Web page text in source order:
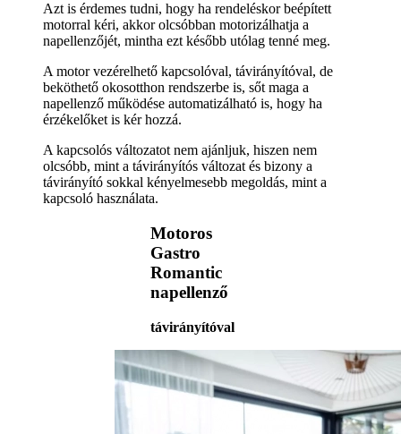
Azt is érdemes tudni, hogy ha rendeléskor beépített
motorral kéri, akkor olcsóbban motorizálhatja a
napellenzőjét, mintha ezt később utólag tenné meg.
A motor vezérelhető kapcsolóval, távirányítóval, de
beköthető okosotthon rendszerbe is, sőt maga a
napellenző működése automatizálható is, hogy ha
érzékelőket is kér hozzá.
A kapcsolós változatot nem ajánljuk, hiszen nem
olcsóbb, mint a távirányítós változat és bizony a
távirányító sokkal kényelmesebb megoldás, mint a
kapcsoló használata.
Motoros
Gastro
Romantic
napellenző
távirányítóval